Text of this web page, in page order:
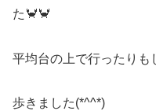
た🦀🦀
平均台の上で行ったりも
歩きました(*^^*)